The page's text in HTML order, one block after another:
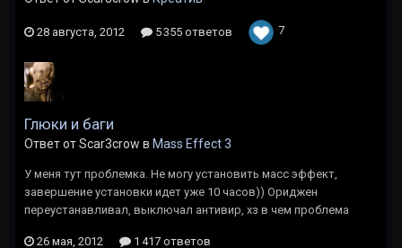
28 августа, 2012 5 355 ответов 7
Глюки и баги
Ответ от Scar3crow в Mass Effect 3
У меня тут проблемка. Не могу установить масс эффект,
завершение установки идет уже 10 часов)) Ориджен
переустанавливал, выключал антивир, хз в чем проблема
26 мая, 2012 1 417 ответов